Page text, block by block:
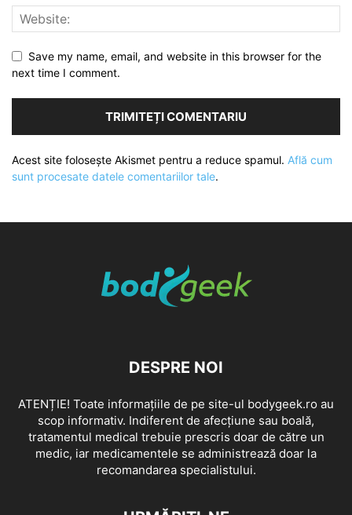
Save my name, email, and website in this browser for the
next time I comment.
Acest site folosește Akismet pentru a reduce spamul. Află cum
sunt procesate datele comentariilor tale.
DESPRE NOI
ATENȚIE! Toate informațiile de pe site-ul bodygeek.ro au
scop informativ. Indiferent de afecțiune sau boală,
tratamentul medical trebuie prescris doar de către un
medic, iar medicamentele se administrează doar la
recomandarea specialistului.